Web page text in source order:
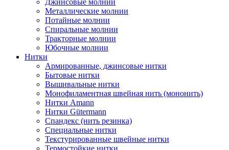
Джинсовые молнии
Металлические молнии
Потайные молнии
Спиральные молнии
Тракторные молнии
Юбочные молнии
Нитки
Армированные, джинсовые нитки
Бытовые нитки
Вышивальные нитки
Монофиламентная швейная нить (мононить)
Нитки Amann
Нитки Gütermann
Спандекс (нить резинка)
Специальные нитки
Текстурированные швейные нитки
Термостойкие нитки